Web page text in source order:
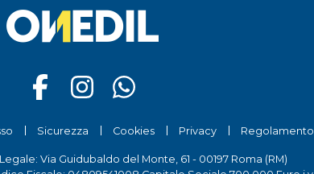
Sicurezza Cookies Privacy Regolamento
Via Guidubaldo del Monte, 61 - 00197 Roma (RM)